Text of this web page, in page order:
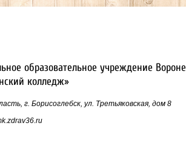
образовательное учреждение
колледж»
г. Борисоглебск, ул. Третьяковская, дом 8